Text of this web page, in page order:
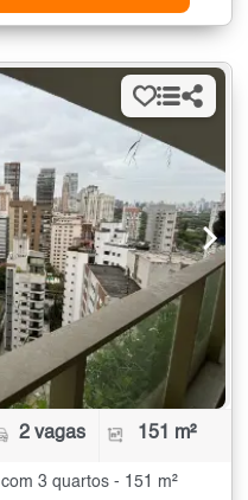
2 vagas 151 m²
3 quartos - 151 m²